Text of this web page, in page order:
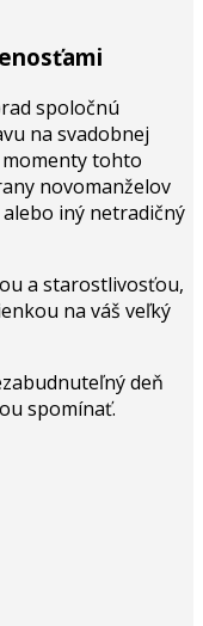
spoločnú
na svadobnej
tohto
novomanželov
iný netradičný
a starostlivosťou,
na váš veľký
deň
spomínať.